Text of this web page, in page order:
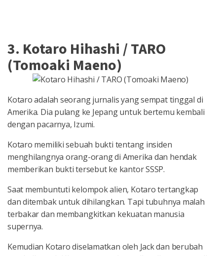
3. Kotaro Hihashi / TARO
(Tomoaki Maeno)
Kotaro adalah seorang jurnalis yang sempat tinggal di
Amerika. Dia pulang ke Jepang untuk bertemu kembali
dengan pacarnya, Izumi.
Kotaro memiliki sebuah bukti tentang insiden
menghilangnya orang-orang di Amerika dan hendak
memberikan bukti tersebut ke kantor SSSP.
Saat membuntuti kelompok alien, Kotaro tertangkap
dan ditembak untuk dihilangkan. Tapi tubuhnya malah
terbakar dan membangkitkan kekuatan manusia
supernya.
Kemudian Kotaro diselamatkan oleh Jack dan berubah